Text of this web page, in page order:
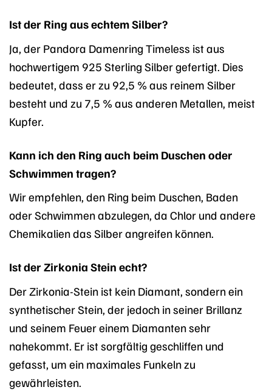
Ist der Ring aus echtem Silber?
Ja, der Pandora Damenring Timeless ist aus
hochwertigem 925 Sterling Silber gefertigt. Dies
bedeutet, dass er zu 92,5 % aus reinem Silber
besteht und zu 7,5 % aus anderen Metallen, meist
Kupfer.
Kann ich den Ring auch beim Duschen oder
Schwimmen tragen?
Wir empfehlen, den Ring beim Duschen, Baden
oder Schwimmen abzulegen, da Chlor und andere
Chemikalien das Silber angreifen können.
Ist der Zirkonia Stein echt?
Der Zirkonia-Stein ist kein Diamant, sondern ein
synthetischer Stein, der jedoch in seiner Brillanz
und seinem Feuer einem Diamanten sehr
nahekommt. Er ist sorgfältig geschliffen und
gefasst, um ein maximales Funkeln zu
gewährleisten.